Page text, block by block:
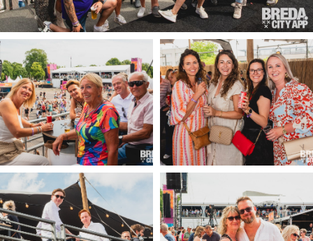
Musea, theaters & podia
Uitjes & activiteiten
Toeristische routes
Natuurgebieden
Baroniepoorten
Sport
Privacy
Inloggen